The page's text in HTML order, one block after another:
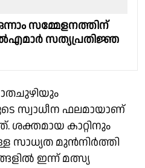
സമ്മേളനത്തിന്
സത്യപ്രതിജ്ഞ
സ്വാധീന ഫലമായാണ്
ശക്തമായ കാറ്റിനും
സാധ്യത മുൻനിർത്തി
ഇന്ന് മത്സ്യ